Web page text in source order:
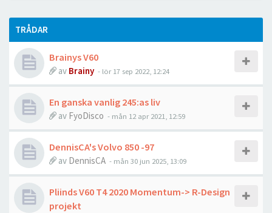
TRÅDAR
Brainys V60
av Brainy - lör 17 sep 2022, 12:24
En ganska vanlig 245:as liv
av FyoDisco - mån 12 apr 2021, 12:59
DennisCA's Volvo 850 -97
av DennisCA - mån 30 jun 2025, 13:09
Pliinds V60 T4 2020 Momentum-> R-Design
projekt